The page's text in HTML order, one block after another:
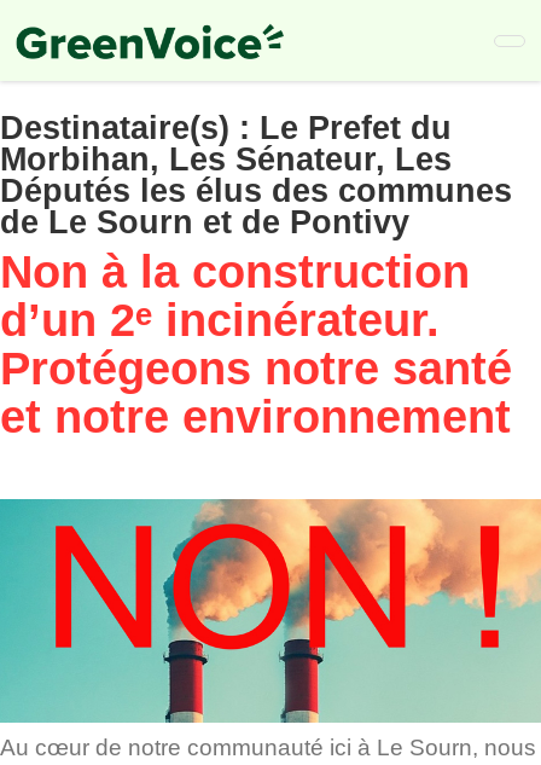
to
main
Destinataire(s) : Le Prefet du
Morbihan, Les Sénateur, Les
Députés les élus des communes
de Le Sourn et de Pontivy
Non à la construction
d’un 2ᵉ incinérateur.
Protégeons notre santé
et notre environnement
Au cœur de notre communauté ici à Le Sourn, nous